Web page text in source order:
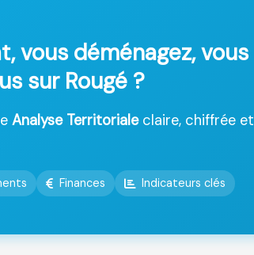
vous déménagez, vous
sur Rougé ?
Analyse Territorialeclaire, chiffrée et
Finances Indicateurs clés